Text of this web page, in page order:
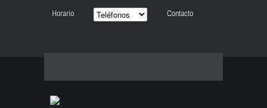
Horario Contacto